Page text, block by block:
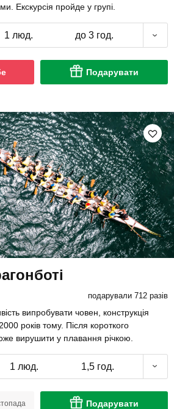
Екскурсія пройде у групі.
1 люд. до 3 год.
Подарувати
подарували 712 разів
випробувати човен, конструкція
років тому. Після короткого
вирушити у плавання річкою.
1 люд. 1,5 год.
Подарувати